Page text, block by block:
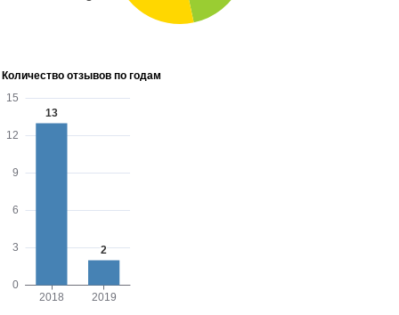
Количество отзывов по годам